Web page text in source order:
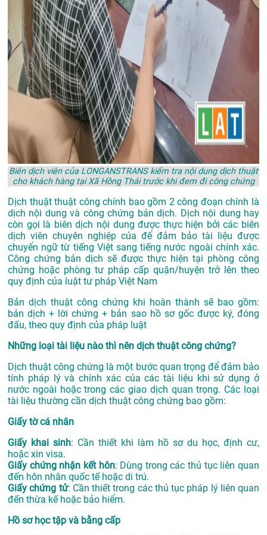
Biên dịch viên của LONGANSTRANS kiểm tra nội dung dịch thuật
cho khách hàng tại Xã Hồng Thái trước khi đem đi công chứng
Dịch thuật thuật công chính bao gồm 2 công đoạn chính là
dịch nội dung và công chứng bản dịch. Dịch nội dung hay
còn gọi là biên dịch nội dung được thực hiện bởi các biên
dịch viên chuyên nghiệp của để đảm bảo tài liệu được
chuyển ngữ từ tiếng Việt sang tiếng nước ngoài chính xác.
Công chứng bản dịch sẽ được thực hiện tại phòng công
chứng hoặc phòng tư pháp cấp quận/huyện trở lên theo
quy định của luật tư pháp Việt Nam
Bản dịch thuật công chứng khi hoàn thành sẽ bao gồm:
bản dịch + lời chứng + bản sao hồ sơ gốc được ký, đóng
đấu, theo quy định của pháp luật
Những loại tài liệu nào thì nên dịch thuật công chứng?
Dịch thuật công chứng là một bước quan trọng để đảm bảo
tính pháp lý và chính xác của các tài liệu khi sử dụng ở
nước ngoài hoặc trong các giao dịch quan trọng. Các loại
tài liệu thường cần dịch thuật công chứng bao gồm:
Giấy tờ cá nhân
Giấy khai sinh: Cần thiết khi làm hồ sơ du học, định cư,
hoặc xin visa.
Giấy chứng nhận kết hôn: Dùng trong các thủ tục liên quan
đến hôn nhân quốc tế hoặc di trú.
Giấy chứng tử: Cần thiết trong các thủ tục pháp lý liên quan
đến thừa kế hoặc bảo hiểm.
Hồ sơ học tập và bằng cấp